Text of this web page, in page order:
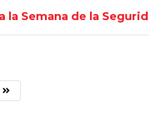
la Semana de la